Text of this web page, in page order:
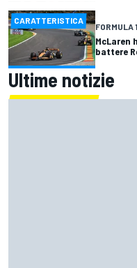
CARATTERISTICA
FORMULA 1
McLaren
battere
Ultime notizie